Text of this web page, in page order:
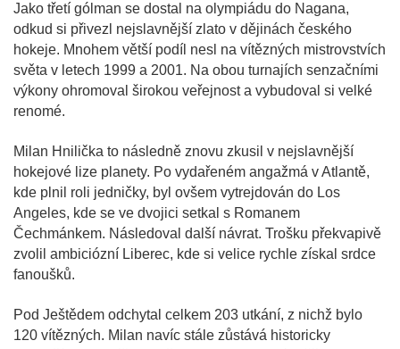
Jako třetí gólman se dostal na olympiádu do Nagana,
odkud si přivezl nejslavnější zlato v dějinách českého
hokeje. Mnohem větší podíl nesl na vítězných mistrovstvích
světa v letech 1999 a 2001. Na obou turnajích senzačními
výkony ohromoval širokou veřejnost a vybudoval si velké
renomé.
Milan Hnilička to následně znovu zkusil v nejslavnější
hokejové lize planety. Po vydařeném angažmá v Atlantě,
kde plnil roli jedničky, byl ovšem vytrejdován do Los
Angeles, kde se ve dvojici setkal s Romanem
Čechmánkem. Následoval další návrat. Trošku překvapivě
zvolil ambiciózní Liberec, kde si velice rychle získal srdce
fanoušků.
Pod Ještědem odchytal celkem 203 utkání, z nichž bylo
120 vítězných. Milan navíc stále zůstává historicky